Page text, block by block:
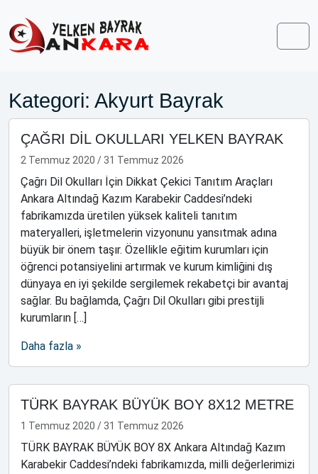
Kategori: Akyurt Bayrak
ÇAĞRI DİL OKULLARI YELKEN BAYRAK
2 Temmuz 2020 / 31 Temmuz 2026
Çağrı Dil Okulları İçin Dikkat Çekici Tanıtım Araçları
Ankara Altındağ Kazım Karabekir Caddesi’ndeki
fabrikamızda üretilen yüksek kaliteli tanıtım
materyalleri, işletmelerin vizyonunu yansıtmak adına
büyük bir önem taşır. Özellikle eğitim kurumları için
öğrenci potansiyelini artırmak ve kurum kimliğini dış
dünyaya en iyi şekilde sergilemek rekabetçi bir avantaj
sağlar. Bu bağlamda, Çağrı Dil Okulları gibi prestijli
kurumların […]
Daha fazla »
TÜRK BAYRAK BÜYÜK BOY 8X12 METRE
1 Temmuz 2020 / 31 Temmuz 2026
TÜRK BAYRAK BÜYÜK BOY 8X Ankara Altındağ Kazım
Karabekir Caddesi’ndeki fabrikamızda, milli değerlerimizi